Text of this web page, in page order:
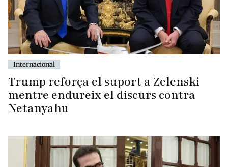
Internacional
Trump reforça el suport a Zelenski
mentre endureix el discurs contra
Netanyahu